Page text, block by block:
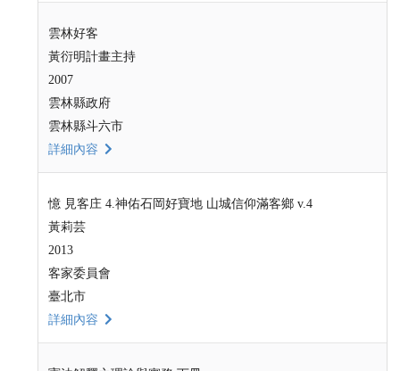
雲林好客
黃衍明計畫主持
2007
雲林縣政府
雲林縣斗六市
詳細內容
憶 見客庄 4.神佑石岡好寶地 山城信仰滿客鄉 v.4
黃莉芸
2013
客家委員會
臺北市
詳細內容